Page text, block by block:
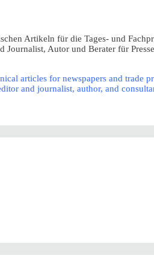
Artikeln für die Tages- und
Journalist, Autor und Berater für
articles for newspapers and trade
and journalist, author, and